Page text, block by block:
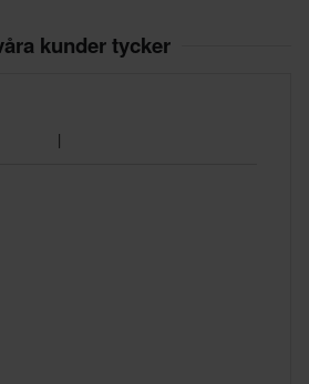
kunder tycker